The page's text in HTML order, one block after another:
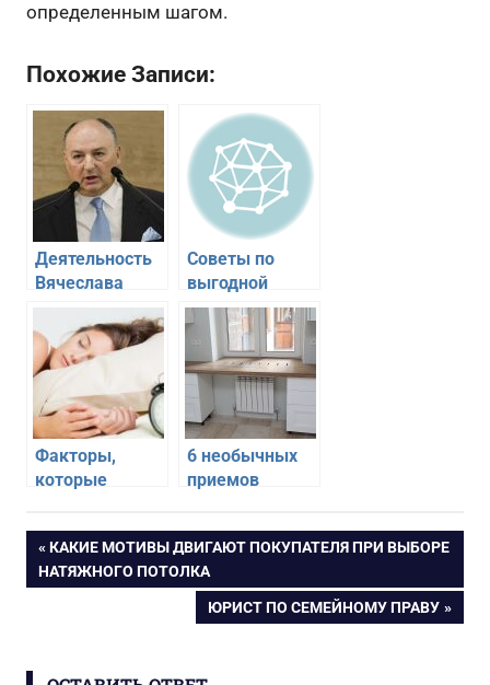
определенным шагом.
Похожие Записи:
Деятельность
Вячеслава
Советы по
выгодной
покупке
авиабилетов
Факторы,
которые
сон
6 необычных
приемов
широкого
подоконника
Навигация
ПРЕДЫДУЩАЯ
ЗАПИСЬ:
КАКИЕ МОТИВЫ ДВИГАЮТ ПОКУПАТЕЛЯ ПРИ ВЫБОРЕ
НАТЯЖНОГО ПОТОЛКА
СЛЕДУЮЩАЯ
ЮРИСТ ПО СЕМЕЙНОМУ ПРАВУ